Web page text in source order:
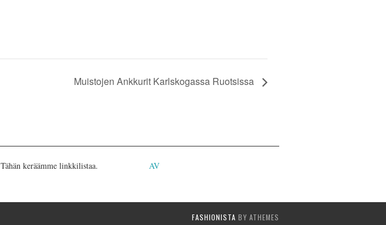
Muistojen Ankkurit Karlskogassa Ruotsissa
Tähän keräämme linkkilistaa. AV
FASHIONISTA BY ATHEMES